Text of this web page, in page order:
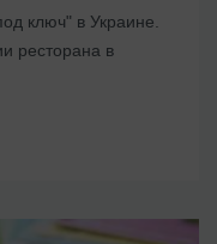
ключ" в Украине.
ресторана в